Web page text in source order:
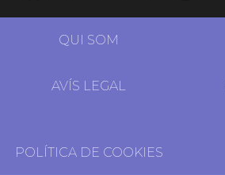
QUI SOM
AVÍS LEGAL
POLÍTICA DE COOKIES